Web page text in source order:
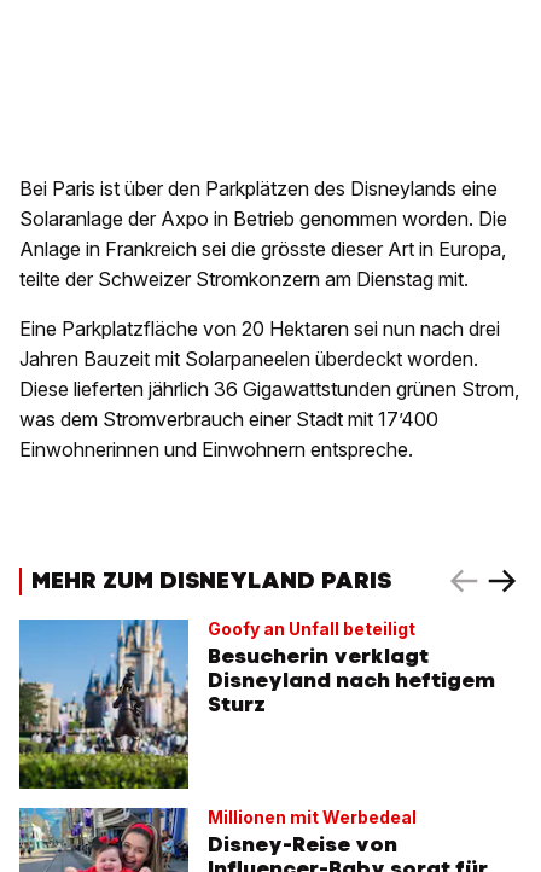
Bei Paris ist über den Parkplätzen des Disneylands eine
Solaranlage der Axpo in Betrieb genommen worden. Die
Anlage in Frankreich sei die grösste dieser Art in Europa,
teilte der Schweizer Stromkonzern am Dienstag mit.
Eine Parkplatzfläche von 20 Hektaren sei nun nach drei
Jahren Bauzeit mit Solarpaneelen überdeckt worden.
Diese lieferten jährlich 36 Gigawattstunden grünen Strom,
was dem Stromverbrauch einer Stadt mit 17’400
Einwohnerinnen und Einwohnern entspreche.
MEHR ZUM DISNEYLAND PARIS
Goofy an Unfall beteiligt
Besucherin verklagt
Disneyland nach heftigem
Sturz
Millionen mit Werbedeal
Disney-Reise von